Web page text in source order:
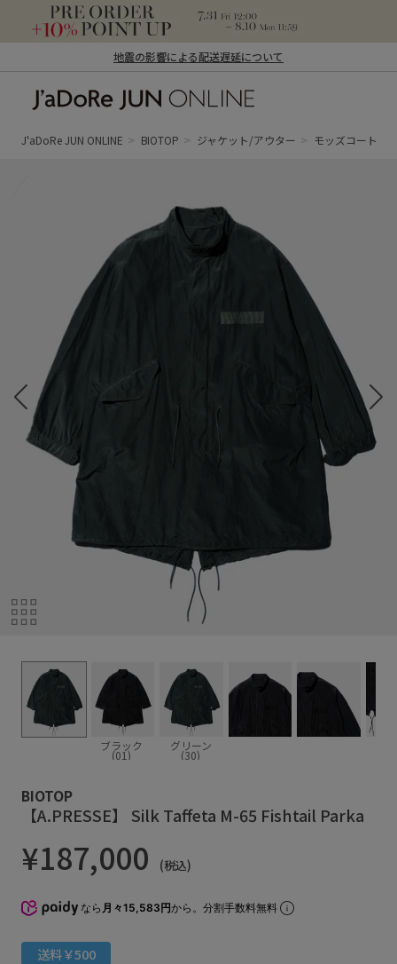
地震の影響による配送遅延について
ン オンライン）
J'aDoRe JUN ONLINE BIOTOP ジャケット/アウター モッズコート
ブラック
(01)
グリーン
(30)
BIOTOP
【A.PRESSE】 Silk Taffeta M-65 Fishtail Parka
¥187,000 (税込)
なら 月々15,583円から。分割手数料無料
送料￥500